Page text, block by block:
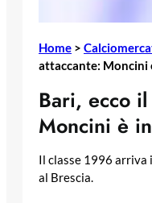
Home >
attaccante: Moncini
Bari, ecco
Moncini è
Il classe 1996 arriva
al Brescia.